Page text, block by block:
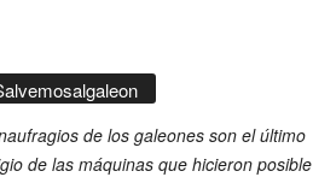
de los galeones son el último
de las máquinas que hicieron posible